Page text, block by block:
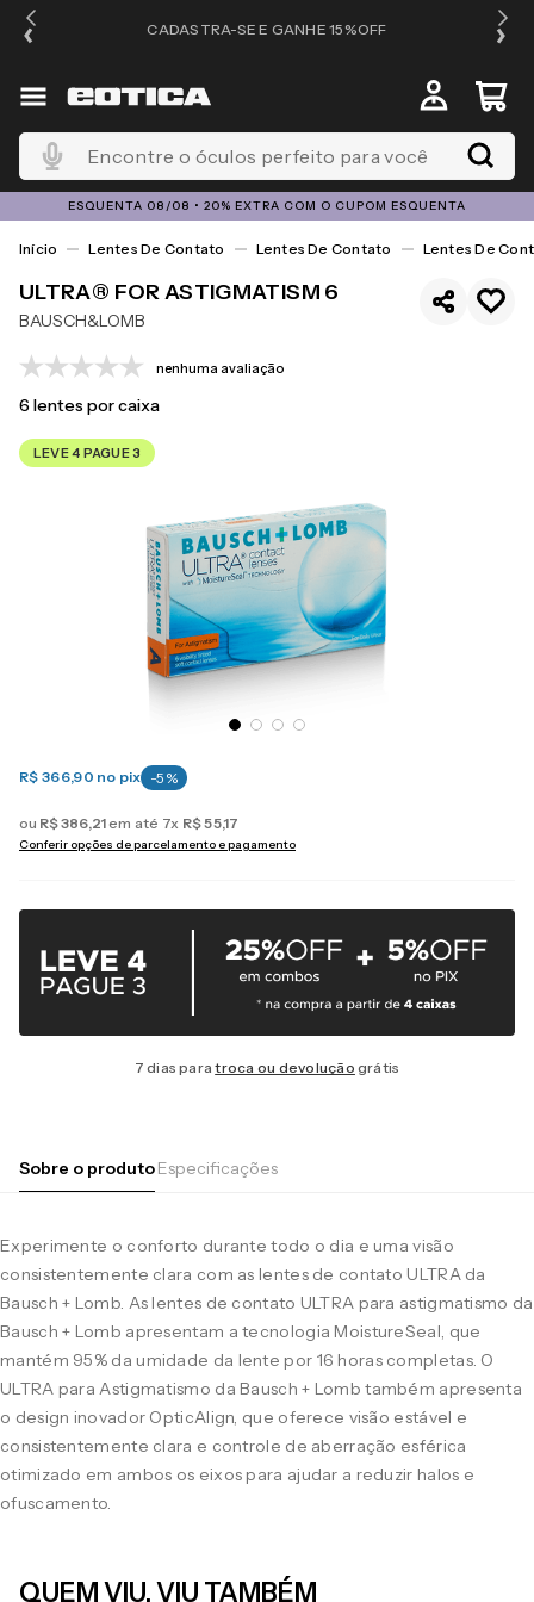
CADASTRA-SE E GANHE 15%OFF
Encontre o óculos perfeito para você
ESQUENTA 08/08 • 20% EXTRA COM O CUPOM ESQUENTA
Lentes De Contato Lentes De Contato Lentes De
ULTRA® FOR ASTIGMATISM 6
BAUSCH&LOMB
nenhuma avaliação
6 lentes por caixa
LEVE 4 PAGUE 3
R$ 366,90 no pix -5 %
ou R$386,21 em até 7x R$55,17
Conferir opções de parcelamento e pagamento
7 dias paratroca ou devolução grátis
Sobre o produtoEspecificações
Experimente o conforto durante todo o dia e uma visão
consistentemente clara com as lentes de contato ULTRA da
Bausch + Lomb. As lentes de contato ULTRA para astigmatismo da
Bausch + Lomb apresentam a tecnologia MoistureSeal, que
mantém 95% da umidade da lente por 16 horas completas. O
ULTRA para Astigmatismo da Bausch + Lomb também apresenta
o design inovador OpticAlign, que oferece visão estável e
consistentemente clara e controle de aberração esférica
otimizado em ambos os eixos para ajudar a reduzir halos e
ofuscamento.
QUEM VIU, VIU TAMBÉM